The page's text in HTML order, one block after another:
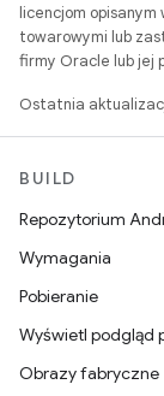
licencjom opisanym
towarowymi lub
firmy Oracle lub jej
Ostatnia
BUILD
Repozytorium
Wymagania
Pobieranie
Wyświetl podgląd
Obrazy fabryczne